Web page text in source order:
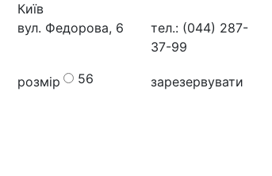
Київ
вул. Федорова, 6
тел.: (044) 287-
37-99
розмір 56 зарезервувати